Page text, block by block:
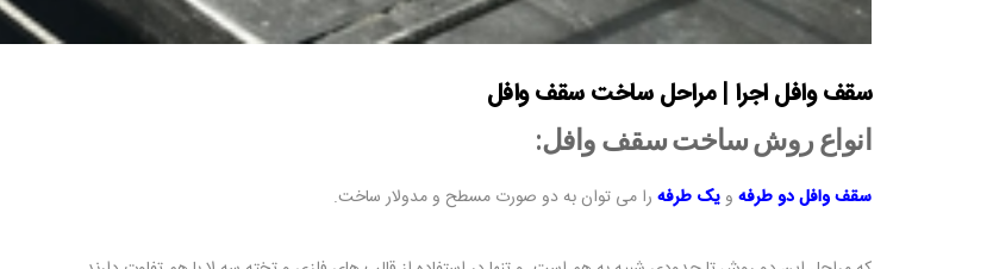
سقف وافل اجرا | مراحل ساخت سقف وافل
انواع روش ساخت سقف وافل:
سقف وافل دو طرفه ویک طرفه را می توان به دو صورت مسطح و مدولار ساخت.